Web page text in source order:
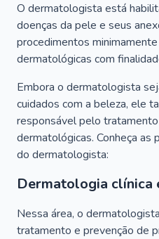
O dermatologista está
doenças da pele e seus
procedimentos
dermatológicas com
Embora o dermatologista
cuidados com a beleza, ele
responsável pelo
dermatológicas. Conheça as
do dermatologista:
Dermatologia clínica
Nessa área, o
tratamento e prevenção de